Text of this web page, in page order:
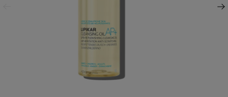
Pannello successivo